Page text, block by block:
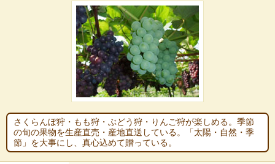
さくらんぼ狩・もも狩・ぶどう狩・りんご狩が楽しめる。季節
の旬の果物を生産直売・産地直送している。「太陽・自然・季
節」を大事にし、真心込めて贈っている。